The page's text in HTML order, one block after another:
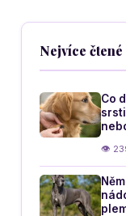
Nejvíce
Co
👁